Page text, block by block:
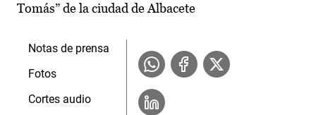
Tomás” de la ciudad de Albacete
Notas de prensa
Fotos
Cortes audio